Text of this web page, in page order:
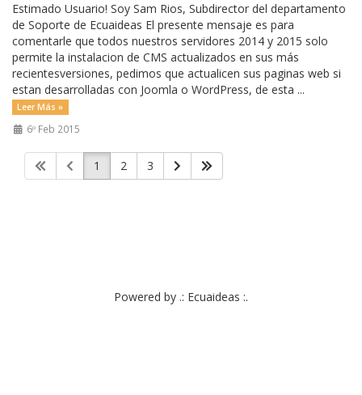
Estimado Usuario! Soy Sam Rios, Subdirector del departamento
de Soporte de Ecuaideas El presente mensaje es para
comentarle que todos nuestros servidores 2014 y 2015 solo
permite la instalacion de CMS actualizados en sus más
recientesversiones, pedimos que actualicen sus paginas web si
estan desarrolladas con Joomla o WordPress, de esta ...
Leer Más »
6º Feb 2015
1 2 3
Powered by .: Ecuaideas :.